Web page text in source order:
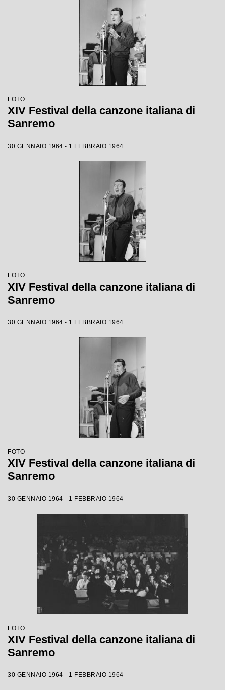
FOTO
XIV Festival della canzone italiana di
Sanremo
30 GENNAIO 1964 - 1 FEBBRAIO 1964
FOTO
XIV Festival della canzone italiana di
Sanremo
30 GENNAIO 1964 - 1 FEBBRAIO 1964
FOTO
XIV Festival della canzone italiana di
Sanremo
30 GENNAIO 1964 - 1 FEBBRAIO 1964
FOTO
XIV Festival della canzone italiana di
Sanremo
30 GENNAIO 1964 - 1 FEBBRAIO 1964